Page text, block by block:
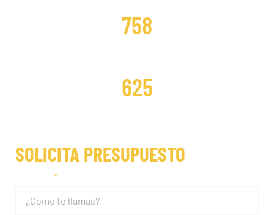
SOLICITA PRESUPUESTO
758
625